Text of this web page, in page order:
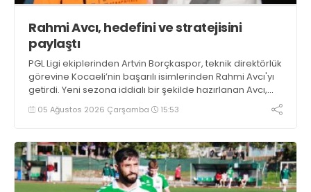
Rahmi Avcı, hedefini ve stratejisini
paylaştı
PGL Ligi ekiplerinden Artvin Borçkaspor, teknik direktörlük
görevine Kocaeli’nin başarılı isimlerinden Rahmi Avcı'yı
getirdi. Yeni sezona iddialı bir şekilde hazırlanan Avcı,
duygularını aktardı.
05 Ağustos 2026 Çarşamba 15:53